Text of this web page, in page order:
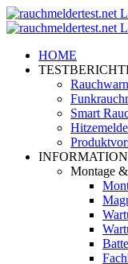
Zum
Inhalt
HOME
Smart
Montage